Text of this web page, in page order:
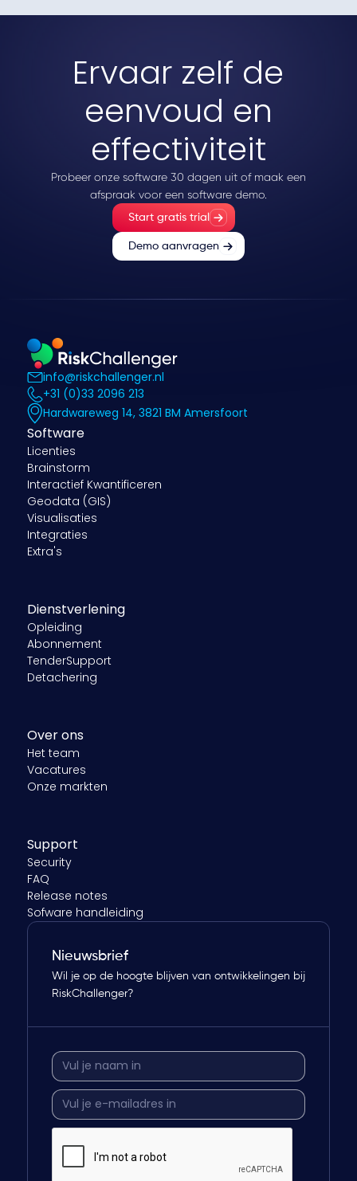
Ervaar zelf de
eenvoud en
effectiviteit
Probeer onze software 30 dagen uit of maak een
afspraak voor een software demo.
Start gratis trial
Demo aanvragen
info@riskchallenger.nl
+31 (0)33 2096 213
Hardwareweg 14, 3821 BM Amersfoort
Software
Licenties
Brainstorm
Interactief Kwantificeren
Geodata (GIS)
Visualisaties
Integraties
Extra's
Dienstverlening
Opleiding
Abonnement
TenderSupport
Detachering
Over ons
Het team
Vacatures
Onze markten
Support
Security
FAQ
Release notes
Sofware handleiding
Nieuwsbrief
Wil je op de hoogte blijven van ontwikkelingen bij
RiskChallenger?